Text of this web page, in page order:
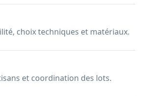
choix techniques et matériaux.
et coordination des lots.